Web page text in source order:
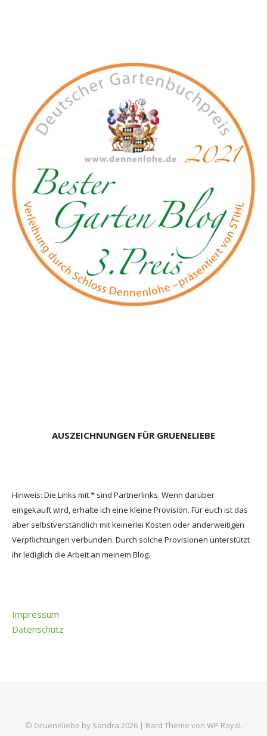
AUSZEICHNUNGEN FÜR GRUENELIEBE
Hinweis: Die Links mit * sind Partnerlinks. Wenn darüber
eingekauft wird, erhalte ich eine kleine Provision. Für euch ist das
aber selbstverständlich mit keinerlei Kosten oder anderweitigen
Verpflichtungen verbunden. Durch solche Provisionen unterstützt
ihr lediglich die Arbeit an meinem Blog.
Impressum
Datenschutz
© Grueneliebe by Sandra 2026 | Bard Theme von WP Royal.